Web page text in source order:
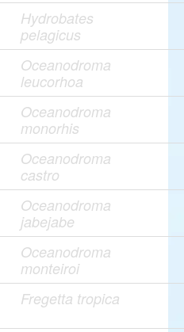
Hydrobates
pelagicus
Oceanodroma
leucorhoa
Oceanodroma
monorhis
Oceanodroma
castro
Oceanodroma
jabejabe
Oceanodroma
monteiroi
Fregetta tropica